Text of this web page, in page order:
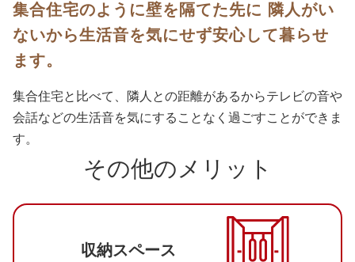
集合住宅のように壁を隔てた先に 隣人がい
ないから生活音を気にせず安心して暮らせ
ます。
集合住宅と比べて、隣人との距離があるからテレビの音や
会話などの生活音を気にすることなく過ごすことができま
す。
その他のメリット
収納スペース